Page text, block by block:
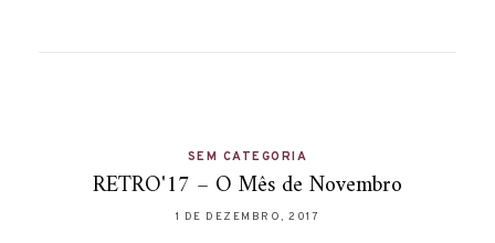
SEM CATEGORIA
RETRO'17 – O Mês de Novembro
1 DE DEZEMBRO, 2017